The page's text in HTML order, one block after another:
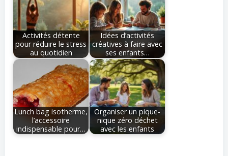
Activités détente
pour réduire le stress
au quotidien
Idées d’activités
créatives à faire avec
ses enfants…
Lunch bag isotherme,
l’accessoire
indispensable pour…
Organiser un pique-
nique zéro déchet
avec les enfants